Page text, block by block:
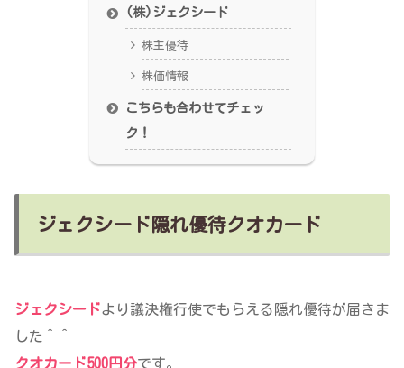
(株)ジェクシード
株主優待
株価情報
こちらも合わせてチェッ
ク！
ジェクシード隠れ優待クオカード
ジェクシードより議決権行使でもらえる隠れ優待が届きま
した＾＾
クオカード500円分です。